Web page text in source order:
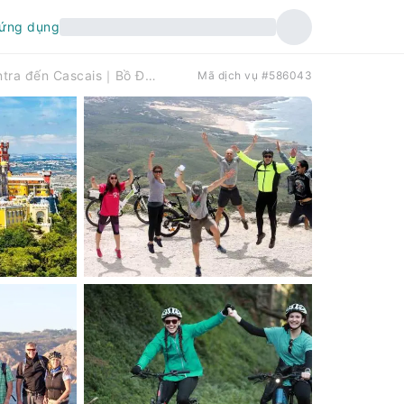
dụng
Từ Lisbon: Chuyến tham quan bằng xe đạp điện cả ngày từ Sintra đến Cascais｜Bồ Đào Nha Mã dịch vụ #586043